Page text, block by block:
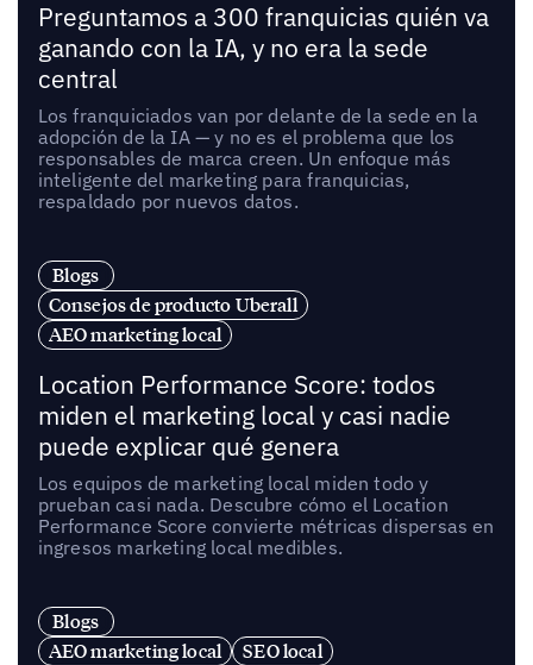
Preguntamos a 300 franquicias quién va
ganando con la IA, y no era la sede
central
Los franquiciados van por delante de la sede en la
adopción de la IA — y no es el problema que los
responsables de marca creen. Un enfoque más
inteligente del marketing para franquicias,
respaldado por nuevos datos.
Blogs
Consejos de producto Uberall
AEO marketing local
Location Performance Score: todos
miden el marketing local y casi nadie
puede explicar qué genera
Los equipos de marketing local miden todo y
prueban casi nada. Descubre cómo el Location
Performance Score convierte métricas dispersas en
ingresos marketing local medibles.
Blogs
AEO marketing local
SEO local